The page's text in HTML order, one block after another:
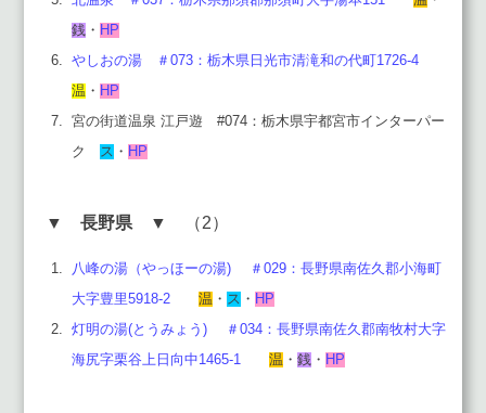
銭 ・ HP
やしおの湯 ＃073：栃木県日光市清滝和の代町1726-4
温 ・ HP
宮の街道温泉 江戸遊 #074：栃木県宇都宮市インターパー
ク ス ・ HP
▼ 長野県 ▼ （2）
八峰の湯（やっほーの湯) ＃029：長野県南佐久郡小海町
大字豊里5918-2
温 ・ ス ・ HP
灯明の湯(とうみょう) ＃034： 長野県南佐久郡南牧村大字
海尻字栗谷上日向中1465-1
温 ・ 銭 ・ HP